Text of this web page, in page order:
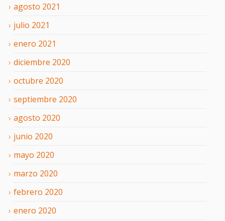
agosto 2021
julio 2021
enero 2021
diciembre 2020
octubre 2020
septiembre 2020
agosto 2020
junio 2020
mayo 2020
marzo 2020
febrero 2020
enero 2020